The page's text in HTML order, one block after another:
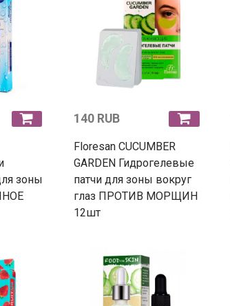
зоны
140 RUB
Floresan CUCUMBER
GARDEN Гидрогелевые
патчи для зоны вокруг
глаз ПРОТИВ МОРЩИН
12шт